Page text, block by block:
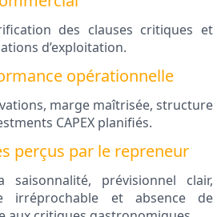
des clauses critiques et
d’exploitation.
opérationnelle
marge maîtrisée, structure
CAPEX planifiés.
perçus par le repreneur
saisonnalité, prévisionnel clair,
irréprochable et absence de